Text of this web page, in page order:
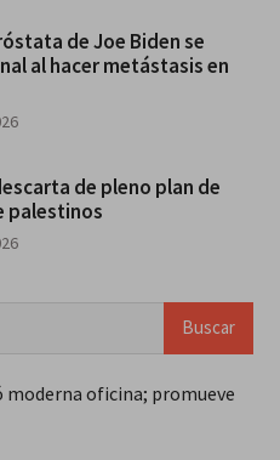
de Joe Biden se
al hacer metástasis en
de pleno plan de
palestinos
moderna oficina; promueve